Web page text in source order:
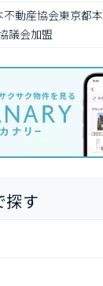
不動産協会東京都
議会加盟
探す